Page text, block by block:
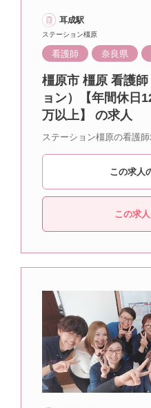
耳成駅
ステーション橿原
看護師 奈良県
橿原市 橿原 看護
ョン）【年間休日
万以上】 の求人
ステーション橿原の看護師
この求人
この求